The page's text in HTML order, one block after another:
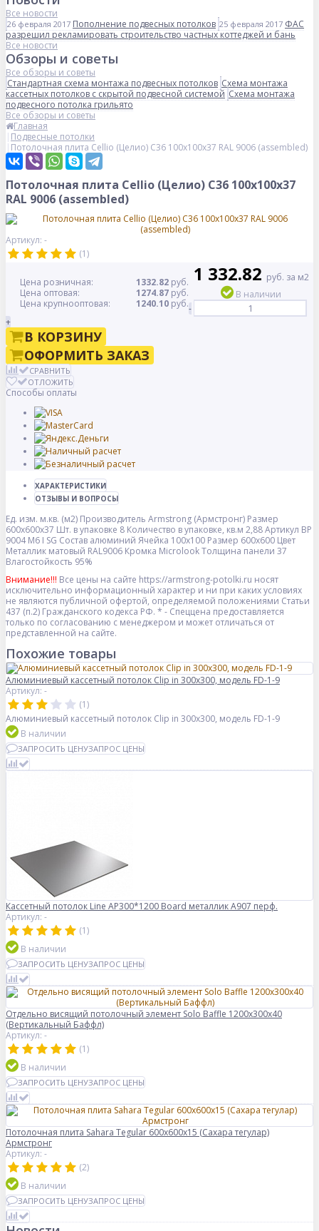
Все новости
26 февраля 2017 Пополнение подвесных потолков 25 февраля 2017 ФАС
разрешил рекламировать строительство частных коттеджей и бань
Все новости
Обзоры и советы
Все обзоры и советы
Стандартная схема монтажа подвесных потолков Схема монтажа
кассетных потолков с скрытой подвесной системой Схема монтажа
подвесного потолка грильято
Все обзоры и советы
Главная
Подвесные потолки
Потолочная плита Cellio (Целио) C36 100x100x37 RAL 9006 (assembled)
Потолочная плита Cellio (Целио) C36 100x100x37
RAL 9006 (assembled)
Артикул: -
(1)
Цена розничная: 1332.82 руб.
Цена оптовая:
1274.87 руб.
Цена крупнооптовая:
1240.10 руб.
1 332.82 руб. за м2
В наличии
-
+
В КОРЗИНУ
ОФОРМИТЬ ЗАКАЗ
СРАВНИТЬ
ОТЛОЖИТЬ
Способы оплаты
ХАРАКТЕРИСТИКИ
ОТЗЫВЫ И ВОПРОСЫ
Ед. изм. м.кв. (м2) Производитель Armstrong (Армстронг) Размер
600x600x37 Шт. в упаковке 8 Количество в упаковке, кв.м 2,88Артикул BP
9004 M6 I SG Состав алюминий Ячейка 100x100 Размер 600x600 Цвет
Металлик матовый RAL9006 Кромка MicrolookТолщина панели 37
Влагостойкость 95%
Внимание!!! Все цены на сайте https://armstrong-potolki.ru носят
исключительно информационный характер и ни при каких условиях
не являются публичной офертой, определяемой положениями Статьи
437 (п.2) Гражданского кодекса РФ. * - Спеццена предоставляется
только по согласованию с менеджером и может отличаться от
представленной на сайте.
Похожие товары
Алюминиевый кассетный потолок Clip in 300х300, модель FD-1-9
Артикул: -
(1)
Алюминиевый кассетный потолок Clip in 300х300, модель FD-1-9
В наличии
ЗАПРОСИТЬ ЦЕНУЗАПРОС ЦЕНЫ
Кассетный потолок Line AP300*1200 Board металлик А907 перф.
Артикул: -
(1)
В наличии
ЗАПРОСИТЬ ЦЕНУЗАПРОС ЦЕНЫ
Отдельно висящий потолочный элемент Solo Baffle 1200x300x40
(Вертикальный Баффл)
Артикул: -
(1)
В наличии
ЗАПРОСИТЬ ЦЕНУЗАПРОС ЦЕНЫ
Потолочная плита Sahara Tegular 600x600x15 (Сахара тегулар)
Армстронг
Артикул: -
(2)
В наличии
ЗАПРОСИТЬ ЦЕНУЗАПРОС ЦЕНЫ